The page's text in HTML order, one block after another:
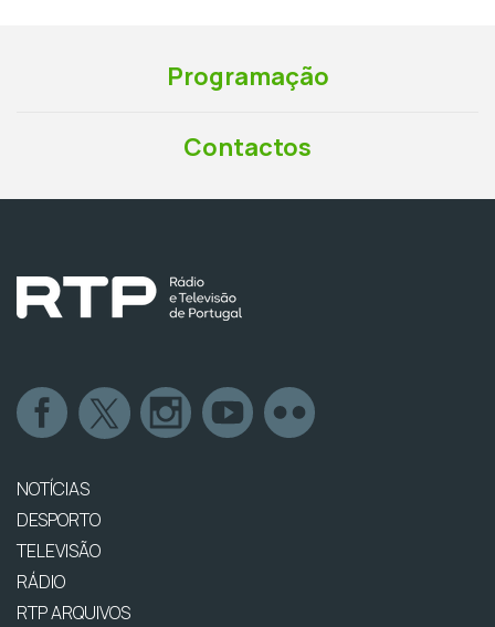
Programação
Contactos
NOTÍCIAS
DESPORTO
TELEVISÃO
RÁDIO
RTP ARQUIVOS